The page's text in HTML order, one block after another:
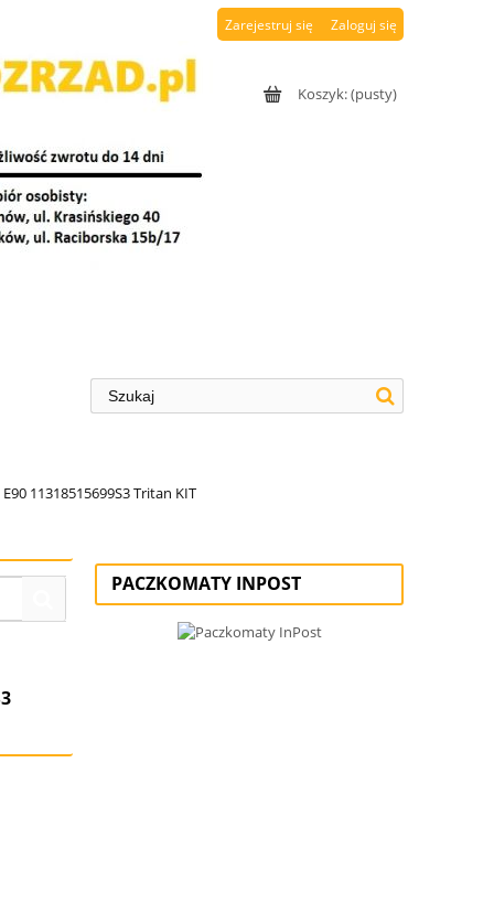
Zarejestruj się Zaloguj się
Koszyk:(pusty)
11318515699S3 Tritan KIT
PACZKOMATY INPOST